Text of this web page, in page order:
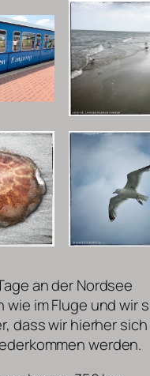
an der Nordsee
wie im Fluge und wir
dass wir hierher
werden.